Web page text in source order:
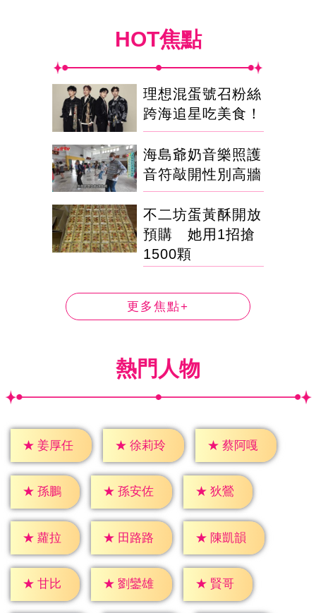
HOT焦點
理想混蛋號召粉絲
跨海追星吃美食！
海島爺奶音樂照護
音符敲開性別高牆
不二坊蛋黃酥開放
預購 她用1招搶
1500顆
更多焦點+
熱門人物
★ 姜厚任 ★ 徐莉玲 ★ 蔡阿嘎
★ 孫鵬 ★ 孫安佐 ★ 狄鶯
★ 蘿拉 ★ 田路路 ★ 陳凱韻
★ 甘比 ★ 劉鑾雄 ★ 賢哥